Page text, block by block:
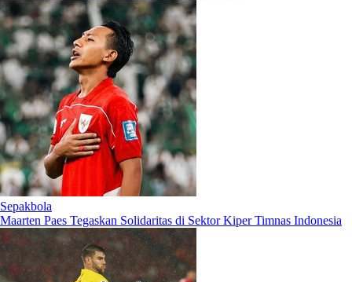
Sepakbola
Maarten Paes Tegaskan Solidaritas di Sektor Kiper Timnas Indonesia